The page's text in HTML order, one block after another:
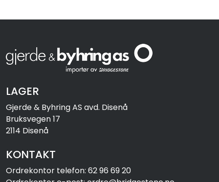
LAGER
Gjerde & Byhring AS avd. Disenå
Bruksvegen 17
2114 Disenå
KONTAKT
Ordrekontor telefon: 62 96 69 20